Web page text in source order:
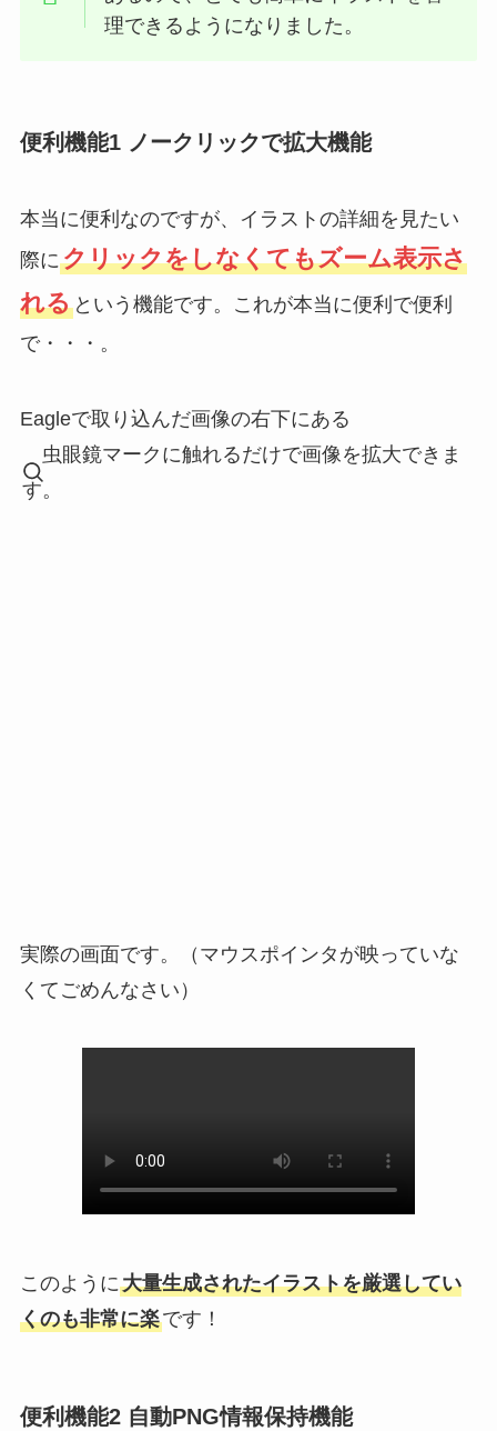
理できるようになりました。
便利機能1 ノークリックで拡大機能
本当に便利なのですが、イラストの詳細を見たい
際にクリックをしなくてもズーム表示さ
れるという機能です。これが本当に便利で便利
で・・・。
Eagleで取り込んだ画像の右下にある
虫眼鏡マークに触れるだけで画像を拡大できま
す。
実際の画面です。（マウスポインタが映っていな
くてごめんなさい）
このように大量生成されたイラストを厳選してい
くのも非常に楽です！
便利機能2 自動PNG情報保持機能